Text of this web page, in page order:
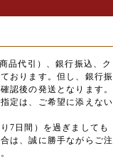
品代引）、銀行振込、ク
おります。但し、銀行振
認後の発送となります。
定は、ご希望に添えない
7日間）を過ぎましても
は、誠に勝手ながらご注